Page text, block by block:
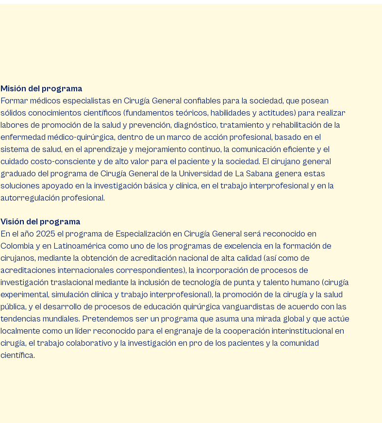
Misión del programa
Formar médicos especialistas en Cirugía General confiables para la sociedad, que posean
sólidos conocimientos científicos (fundamentos teóricos, habilidades y actitudes) para realizar
labores de promoción de la salud y prevención, diagnóstico, tratamiento y rehabilitación de la
enfermedad médico-quirúrgica, dentro de un marco de acción profesional, basado en el
sistema de salud, en el aprendizaje y mejoramiento continuo, la comunicación eficiente y el
cuidado costo-consciente y de alto valor para el paciente y la sociedad. El cirujano general
graduado del programa de Cirugía General de la Universidad de La Sabana genera estas
soluciones apoyado en la investigación básica y clínica, en el trabajo interprofesional y en la
autorregulación profesional.
Visión del programa
En el año 2025 el programa de Especialización en Cirugía General será reconocido en
Colombia y en Latinoamérica como uno de los programas de excelencia en la formación de
cirujanos, mediante la obtención de acreditación nacional de alta calidad (así como de
acreditaciones internacionales correspondientes), la incorporación de procesos de
investigación traslacional mediante la inclusión de tecnología de punta y talento humano (cirugía
experimental, simulación clínica y trabajo interprofesional), la promoción de la cirugía y la salud
pública, y el desarrollo de procesos de educación quirúrgica vanguardistas de acuerdo con las
tendencias mundiales. Pretendemos ser un programa que asuma una mirada global y que actúe
localmente como un líder reconocido para el engranaje de la cooperación interinstitucional en
cirugía, el trabajo colaborativo y la investigación en pro de los pacientes y la comunidad
científica.